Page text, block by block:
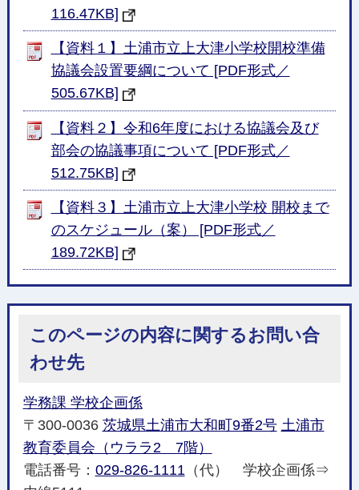
116.47KB]
【資料１】土浦市立上大津小学校開校準備
協議会設置要綱について [PDF形式／
505.67KB]
【資料２】令和6年度における協議会及び
部会の協議事項について [PDF形式／
512.75KB]
【資料３】土浦市立上大津小学校 開校まで
のスケジュール（案） [PDF形式／
189.72KB]
このページの内容に関するお問い合
わせ先
学務課 学校企画係
〒300-0036 茨城県土浦市大和町9番2号 土浦市
教育委員会（ウララ2 7階）
電話番号： 029-826-1111（代） 学校企画係⇒